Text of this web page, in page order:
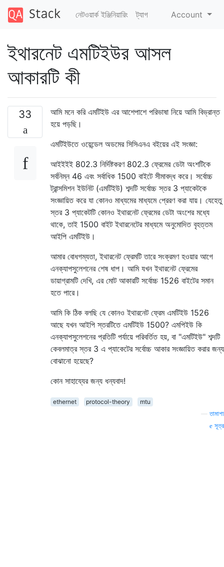
নেটওয়ার্ক ইঞ্জিনিয়ারিং ট্যাগ Account
ইথারনেট এমটিইউর আসল
আকারটি কী
33
আমি মনে করি এমটিইউ এর আশেপাশে পরিভাষা নিয়ে আমি বিভ্রান্ত
হয়ে পড়ছি।
এমটিইউতে ওয়েন্ডেল অডমের সিসিএনএ বইয়ের এই সংজ্ঞা:
আইইইই 802.3 নির্দিষ্টকরণ 802.3 ফ্রেমের ডেটা অংশটিকে
সর্বনিম্ন 46 এবং সর্বাধিক 1500 বাইটে সীমাবদ্ধ করে। সর্বোচ্চ
ট্রান্সমিশন ইউনিট (এমটিইউ) শব্দটি সর্বোচ্চ স্তর 3 প্যাকেটকে
সংজ্ঞায়িত করে যা কোনও মাধ্যমের মাধ্যমে প্রেরণ করা যায়। যেহেতু
স্তর 3 প্যাকেটটি কোনও ইথারনেট ফ্রেমের ডেটা অংশের মধ্যে
থাকে, তাই 1500 বাইট ইথারনেটের মাধ্যমে অনুমোদিত বৃহত্তম
আইপি এমটিইউ।
আমার বোধগম্যতা, ইথারনেট ফ্রেমটি তারে সংক্রমণ হওয়ার আগে
এনক্যাপসুলেশনের শেষ ধাপ। আমি যখন ইথারনেট ফ্রেমের
ডায়াগ্রামটি দেখি, এর মোট আকারটি সর্বোচ্চ 1526 বাইটের সমান
হতে পারে।
আমি কি ঠিক বলছি যে কোনও ইথারনেট ফ্রেম এমটিইউ 1526
আছে যখন আইপি স্তরটিতে এমটিইউ 1500? এমপিইউ কি
এনক্যাপসুলেশনের প্রতিটি পর্যায়ে পরিবর্তিত হয়, বা "এমটিইউ" শব্দটি
কেবলমাত্র স্তর 3 এ প্যাকেটের সর্বোচ্চ আকার সংজ্ঞায়িত করার জন্য
বোঝানো হয়েছে?
কোন সাহায্যের জন্য ধন্যবাদ!
ethernet protocol-theory
mtu
—তামাশা
সূত্র